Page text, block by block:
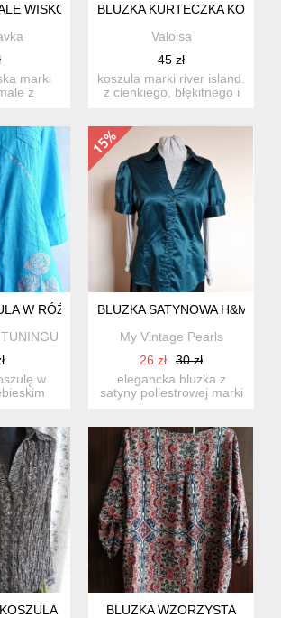
WISKOZA JEDWAB 34 XS
marki
z
BLUZKA KURTECZKA
Valoisa
45 zł
koszula marki river island.
z cienkiego, błękitnego i
W RÓŻE
w
BLUZKA SATYNOWA H&M
My Vintage Pearls
26 zł
30 zł
elegancka bluzka z
satyny poliestrowej marki
BLUZKA WZORZYSTA